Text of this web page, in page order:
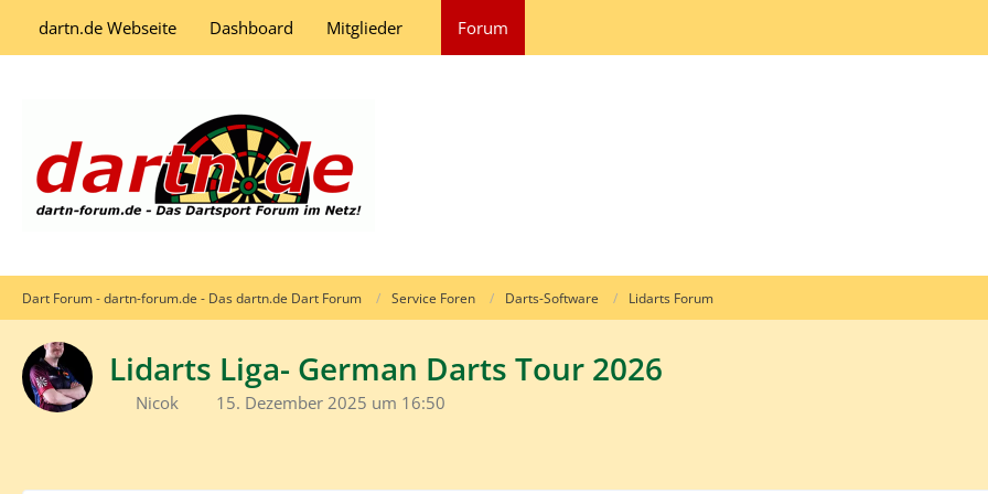
dartn.de Webseite Dashboard Mitglieder Forum
Dart Forum - dartn-forum.de - Das dartn.de Dart Forum Service Foren Darts-Software Lidarts Forum
Lidarts Liga- German Darts Tour 2026
Nicok 15. Dezember 2025 um 16:50